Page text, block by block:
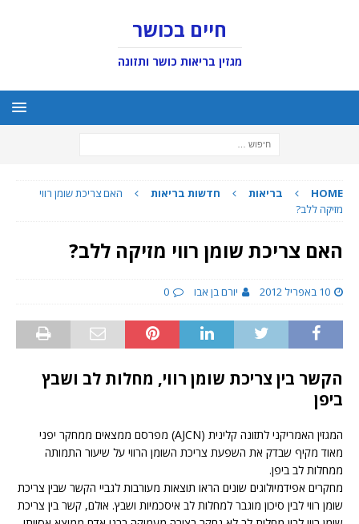
חיים בכושר
מגזין בריאות כושר ותזונה
HOME בריאות חדשות בריאות
האם צריכת שומן רווי
מזיקה ללב?
האם צריכת שומן רווי מזיקה ללב?
10 באפריל 2012 יורם בן אבו 0
הקשר בין צריכת שומן רווי, מחלות לב ושבץ
ביפן
המגזין האמריקני לתזונה קלינית (AJCN) מפרסם ממצאים ממחקר יפני
מאוד מקיף שבדק את השפעת צריכת השומן הרווי על שיעור התמותה
ממחלות לב ביפן.
מחקרים אפידמיולוגים שונים הראו תוצאות מעורבות לגביי הקשר שבין צריכת
שומן רווי לבין סיכון מוגבר למחלות לב איסכמיות ושבץ. אולם, קשר בין צריכת